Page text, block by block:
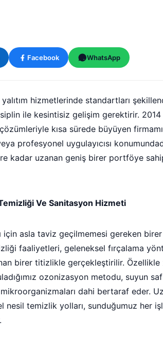
Facebook WhatsApp
hizmetlerinde standartları
ile kesintisiz gelişim gerektirir.
kısa sürede büyüyen
profesyonel uygulayıcısı
kadar uzanan geniş birer portföye
Ve Sanitasyon Hizmeti
için asla taviz geçilmemesi gereken
faaliyetleri, geleneksel fırçalama
birer titizlikle gerçekleştirilir. Özellikle
ozonizasyon metodu, suyun
dahi bertaraf eder.
nesil temizlik yolları, sunduğumuz her